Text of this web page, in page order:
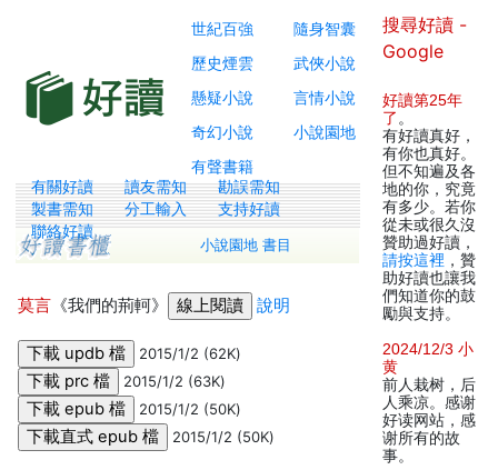
世紀百強
隨身智囊
歷史煙雲
武俠小說
懸疑小說
言情小說
奇幻小說
小說園地
有聲書籍
有關好讀 讀友需知
勘誤需知
製書需知
分工輸入
支持好讀
聯絡好讀
小說園地 書目
莫言 《我們的荊軻》 說明
2015/1/2 (62K)
2015/1/2 (63K)
2015/1/2 (50K)
2015/1/2 (50K)
搜尋好讀 -
Google
好讀第25年
了 。
有好讀真好，
有你也真好。
但不知遍及各
地的你，究竟
有多少。若你
從未或很久沒
贊助過好讀，
請按這裡 ，贊
助好讀也讓我
們知道你的鼓
勵與支持。
2024/12/3 小
黄
前人栽树，后
人乘凉。感谢
好读网站，感
谢所有的故
事。